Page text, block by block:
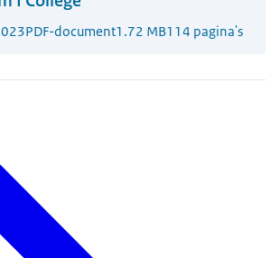
PDF-document1.72 MB114 pagina's